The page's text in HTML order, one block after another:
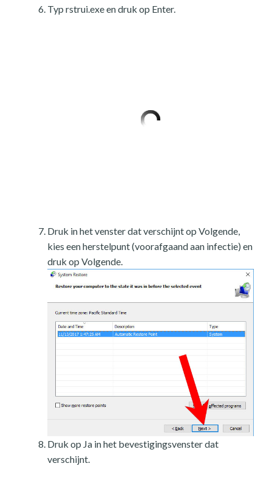
Typ rstrui.exe en druk op Enter.
Druk in het venster dat verschijnt op Volgende,
kies een herstelpunt (voorafgaand aan infectie) en
druk op Volgende.
Druk op Ja in het bevestigingsvenster dat
verschijnt.